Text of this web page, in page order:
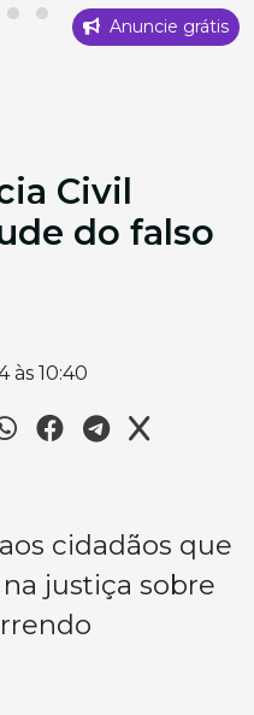
Anuncie grátis
Civil
do falso
às 10:40
cidadãos que
justiça sobre